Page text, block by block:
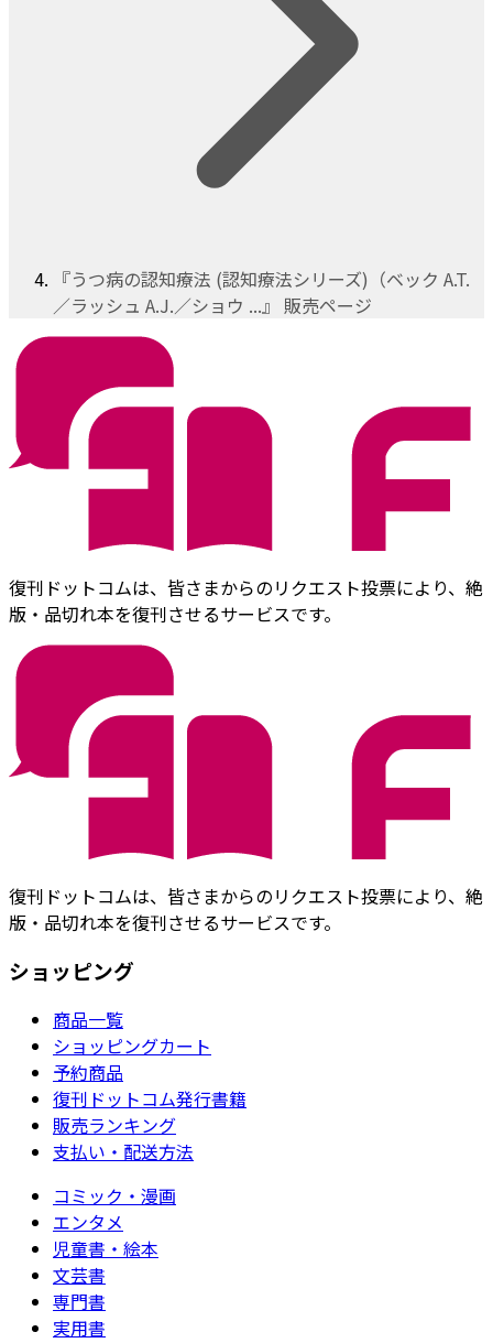
『うつ病の認知療法 (認知療法シリーズ)（ベック A.T.
／ラッシュ A.J.／ショウ ...』 販売ページ
復刊ドットコムは、皆さまからのリクエスト投票により、絶
版・品切れ本を復刊させるサービスです。
復刊ドットコムは、皆さまからのリクエスト投票により、絶
版・品切れ本を復刊させるサービスです。
ショッピング
商品一覧
ショッピングカート
予約商品
復刊ドットコム発行書籍
販売ランキング
支払い・配送方法
コミック・漫画
エンタメ
児童書・絵本
文芸書
専門書
実用書